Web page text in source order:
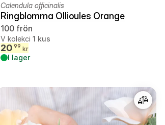
Calendula officinalis
Ringblomma Ollioules Orange
100 frön
V kolekci 1 kus
20 99 kr
I lager